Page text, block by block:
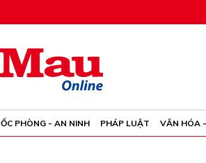
PHÒNG - AN NINH PHÁP LUẬT VĂN HÓA